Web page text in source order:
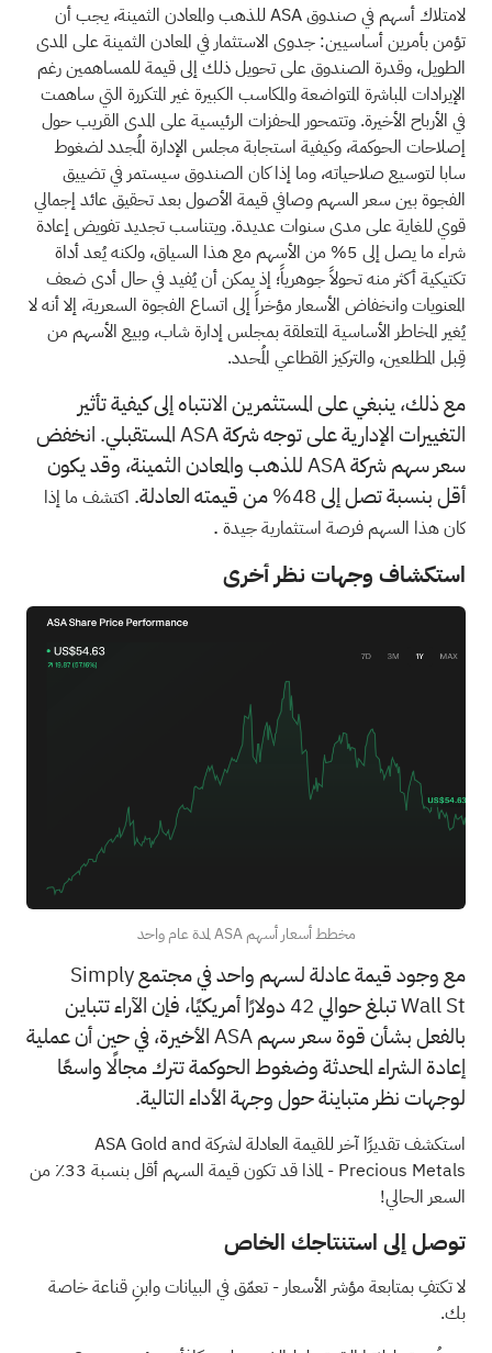
لامتلاك أسهم في صندوق ASA للذهب والمعادن الثمينة، يجب أن
تؤمن بأمرين أساسيين: جدوى الاستثمار في المعادن الثمينة على المدى
الطويل، وقدرة الصندوق على تحويل ذلك إلى قيمة للمساهمين رغم
الإيرادات المباشرة المتواضعة والمكاسب الكبيرة غير المتكررة التي ساهمت
في الأرباح الأخيرة. وتتمحور المحفزات الرئيسية على المدى القريب حول
إصلاحات الحوكمة، وكيفية استجابة مجلس الإدارة المُجدد لضغوط
سابا لتوسيع صلاحياته، وما إذا كان الصندوق سيستمر في تضييق
الفجوة بين سعر السهم وصافي قيمة الأصول بعد تحقيق عائد إجمالي
قوي للغاية على مدى سنوات عديدة. ويتناسب تجديد تفويض إعادة
شراء ما يصل إلى 5% من الأسهم مع هذا السياق، ولكنه يُعد أداة
تكتيكية أكثر منه تحولاً جوهرياً؛ إذ يمكن أن يُفيد في حال أدى ضعف
المعنويات وانخفاض الأسعار مؤخراً إلى اتساع الفجوة السعرية، إلا أنه لا
يُغير المخاطر الأساسية المتعلقة بمجلس إدارة شاب، وبيع الأسهم من
قِبل المطلعين، والتركيز القطاعي المُحدد.
مع ذلك، ينبغي على المستثمرين الانتباه إلى كيفية تأثير
التغييرات الإدارية على توجه شركة ASA المستقبلي. انخفض
سعر سهم شركة ASA للذهب والمعادن الثمينة، وقد يكون
أقل بنسبة تصل إلى 48% من قيمته العادلة.
اكتشف ما إذا
كان هذا السهم فرصة استثمارية جيدة.
استكشاف وجهات نظر أخرى
مخطط أسعار أسهم ASA لمدة عام واحد
مع وجود قيمة عادلة لسهم واحد في مجتمع Simply
Wall St تبلغ حوالي 42 دولارًا أمريكيًا، فإن الآراء تتباين
بالفعل بشأن قوة سعر سهم ASA الأخيرة، في حين أن عملية
إعادة الشراء المحدثة وضغوط الحوكمة تترك مجالًا واسعًا
لوجهات نظر متباينة حول وجهة الأداء التالية.
استكشف تقديرًا آخر للقيمة العادلة لشركة ASA Gold and
Precious Metals
- لماذا قد تكون قيمة السهم أقل بنسبة 33٪ من
السعر الحالي!
توصل إلى استنتاجك الخاص
لا تكتفِ بمتابعة مؤشر الأسعار - تعمّق في البيانات وابنِ قناعة خاصة
بك.